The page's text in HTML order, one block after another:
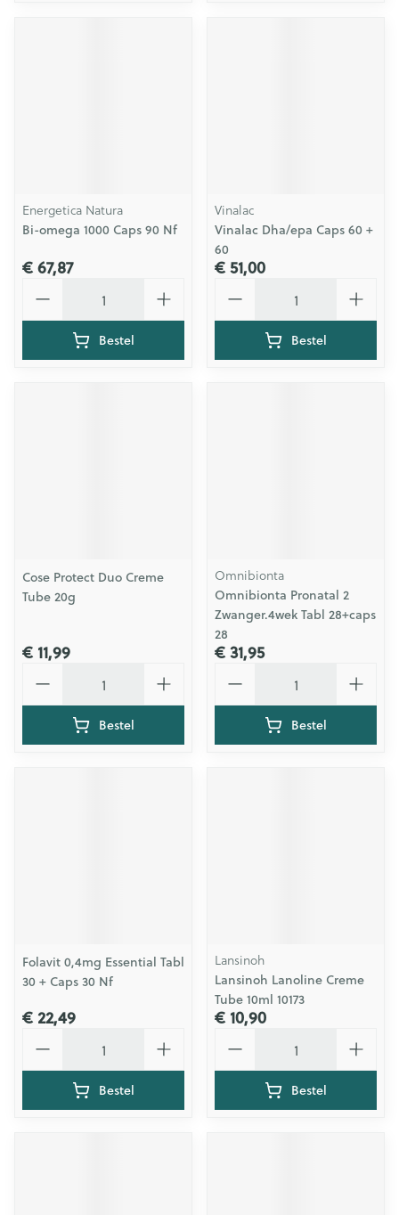
Energetica Natura
Bi-omega 1000 Caps 90 Nf
€ 67,87
Bestel
Vinalac
Vinalac Dha/epa Caps 60 +
60
€ 51,00
Bestel
Cose Protect Duo Creme
Tube 20g
€ 11,99
Bestel
Omnibionta
Omnibionta Pronatal 2
Zwanger.4wek Tabl 28+caps
28
€ 31,95
Bestel
Folavit 0,4mg Essential Tabl
30 + Caps 30 Nf
€ 22,49
Bestel
Lansinoh
Lansinoh Lanoline Creme
Tube 10ml 10173
€ 10,90
Bestel